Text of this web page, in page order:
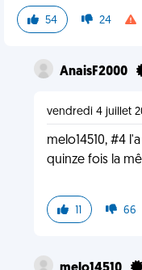
54 24
AnaisF2000
vendredi 4 juillet
melo14510, #4
quinze fois la
11 66